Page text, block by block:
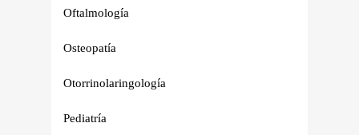
Oftalmología
Osteopatía
Otorrinolaringología
Pediatría